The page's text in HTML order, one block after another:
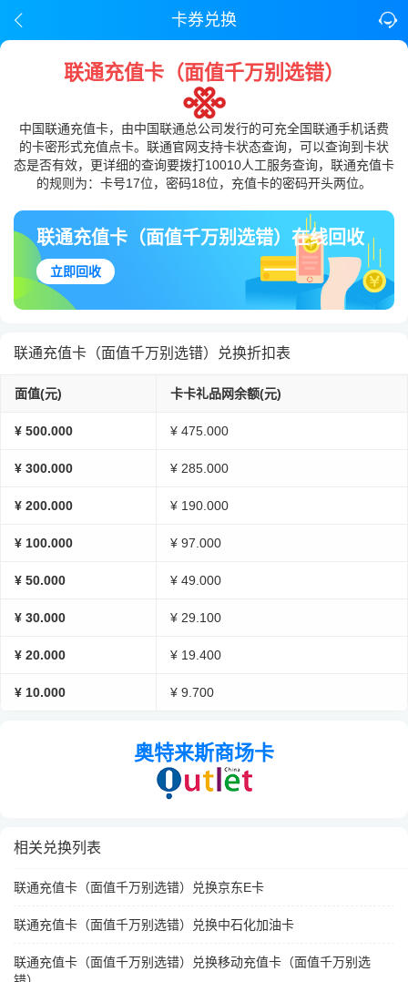
卡券兑换
联通充值卡（面值千万别选错）
中国联通充值卡，由中国联通总公司发行的可充全国联通手机话费
的卡密形式充值点卡。联通官网支持卡状态查询，可以查询到卡状
态是否有效，更详细的查询要拨打10010人工服务查询，联通充值卡
的规则为：卡号17位，密码18位，充值卡的密码开头两位。
联通充值卡（面值千万别选错）在线回收
立即回收
联通充值卡（面值千万别选错）兑换折扣表
面值(元) 卡卡礼品网余额(元)
¥ 500.000 ¥ 475.000
¥ 300.000 ¥ 285.000
¥ 200.000 ¥ 190.000
¥ 100.000 ¥ 97.000
¥ 50.000 ¥ 49.000
¥ 30.000 ¥ 29.100
¥ 20.000 ¥ 19.400
¥ 10.000 ¥ 9.700
奥特来斯商场卡
相关兑换列表
联通充值卡（面值千万别选错）兑换京东E卡
联通充值卡（面值千万别选错）兑换中石化加油卡
联通充值卡（面值千万别选错）兑换移动充值卡（面值千万别选